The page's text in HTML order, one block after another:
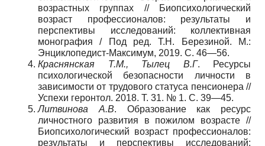
возрастных группах // Биопсихологический
возраст профессионалов: результаты и
перспективы исследований: коллективная
монография / Под ред. Т.Н. Березиной. М.:
Энциклопедист-Максимум, 2019. С. 46—56.
Краснянская Т.М., Тылец В.Г. Ресурсы
психологической безопасности личности в
зависимости от трудового статуса пенсионера //
Успехи геронтол. 2018. Т. 31. № 1. С. 39—45.
Литвинова А.В. Образование как ресурс
личностного развития в пожилом возрасте //
Биопсихологический возраст профессионалов:
результаты и перспективы исследований: